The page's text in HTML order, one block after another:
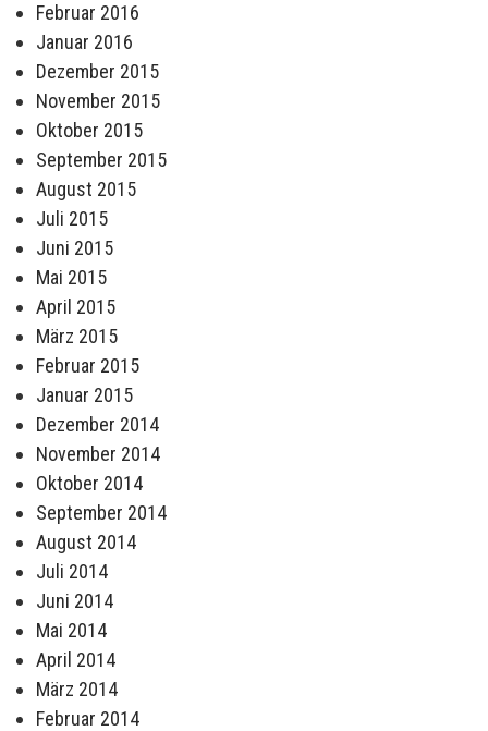
Februar 2016
Januar 2016
Dezember 2015
November 2015
Oktober 2015
September 2015
August 2015
Juli 2015
Juni 2015
Mai 2015
April 2015
März 2015
Februar 2015
Januar 2015
Dezember 2014
November 2014
Oktober 2014
September 2014
August 2014
Juli 2014
Juni 2014
Mai 2014
April 2014
März 2014
Februar 2014